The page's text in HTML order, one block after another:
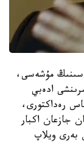
مۇشەسى،
ادەبي
رەداكتورى،
جازعان اكبار
بەرى ويلاپ